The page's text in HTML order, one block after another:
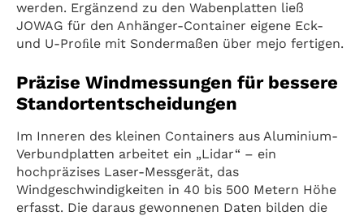
werden. Ergänzend zu den Wabenplatten ließ
JOWAG für den Anhänger-Container eigene Eck-
und U-Proﬁle mit Sondermaßen über mejo fertigen.
Präzise Windmessungen für bessere
Standortentscheidungen
Im Inneren des kleinen Containers aus Aluminium-
Verbundplatten arbeitet ein „Lidar“ – ein
hochpräzises Laser-Messgerät, das
Windgeschwindigkeiten in 40 bis 500 Metern Höhe
erfasst. Die daraus gewonnenen Daten bilden die